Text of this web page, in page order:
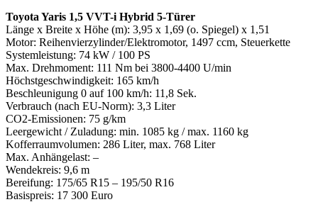
Toyota Yaris 1,5 VVT-i Hybrid 5-Türer
Länge x Breite x Höhe (m): 3,95 x 1,69 (o. Spiegel) x 1,51
Motor: Reihenvierzylinder/Elektromotor, 1497 ccm, Steuerkette
Systemleistung: 74 kW / 100 PS
Max. Drehmoment: 111 Nm bei 3800-4400 U/min
Höchstgeschwindigkeit: 165 km/h
Beschleunigung 0 auf 100 km/h: 11,8 Sek.
Verbrauch (nach EU-Norm): 3,3 Liter
CO2-Emissionen: 75 g/km
Leergewicht / Zuladung: min. 1085 kg / max. 1160 kg
Kofferraumvolumen: 286 Liter, max. 768 Liter
Max. Anhängelast: –
Wendekreis: 9,6 m
Bereifung: 175/65 R15 – 195/50 R16
Basispreis: 17 300 Euro